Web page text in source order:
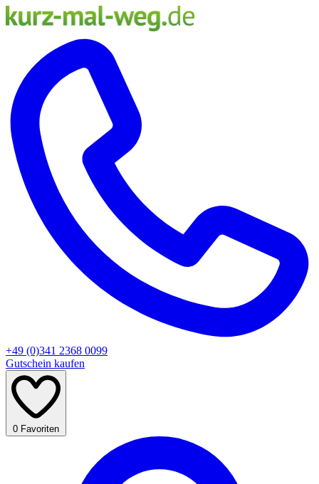
+49 (0)341 2368 0099
Gutschein kaufen
0 Favoriten